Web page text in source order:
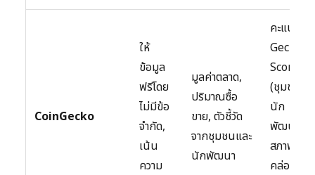
CoinGecko
ให้
ข้อมูล
ฟรีโดย
ไม่มีข้อ
จำกัด,
เน้น
ความ
มูลค่าตลาด,
ปริมาณซื้อ
ขาย, ตัวชี้วัด
จากชุมชนและ
นักพัฒนา
คะแนน
Gecko
Score
(ชุมชน,
นัก
พัฒนา,
สภาพ
คล่อง),